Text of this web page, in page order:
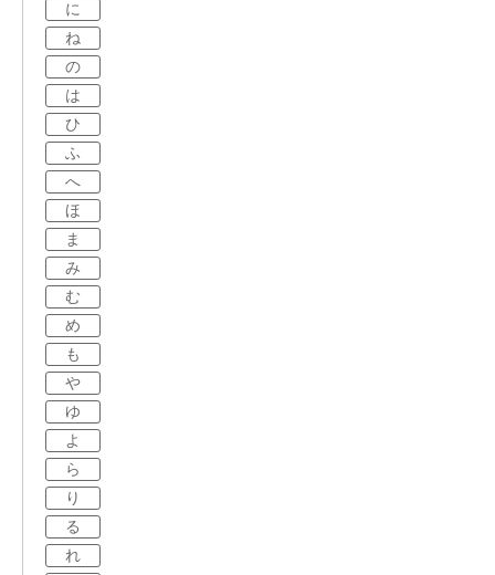
に
ね
の
は
ひ
ふ
へ
ほ
ま
み
む
め
も
や
ゆ
よ
ら
り
る
れ